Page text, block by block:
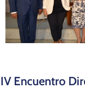
IV Encuentro